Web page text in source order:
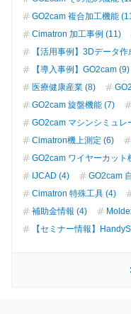
GO2cam 複合加工機能
Cimatron 加工事例 (11)
【活用事例】3Dデータ
【導入事例】GO2cam (9)
医療健康産業 (8)
GO2cam 旋盤機能 (7)
GO2cam マシンシミュ
Cimatron機上測定 (6)
GO2cam ワイヤーカット
IJCAD (4)
GO2cam
Cimatron 特殊工具 (4)
補助金情報 (4)
【セミナー情報】